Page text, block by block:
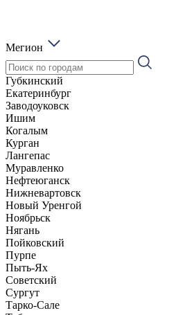
Мегион
Губкинский
Екатеринбург
Заводоуковск
Ишим
Когалым
Курган
Лангепас
Муравленко
Нефтеюганск
Нижневартовск
Новый Уренгой
Ноябрьск
Нягань
Пойковский
Пурпе
Пыть-Ях
Советский
Сургут
Тарко-Сале